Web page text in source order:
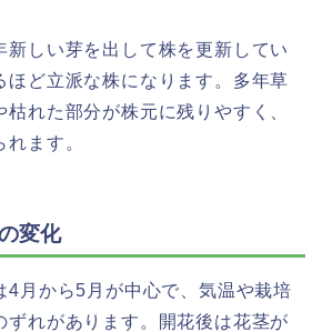
新しい芽を出して株を更新してい
ほど立派な株になります。多年草
れた部分が株元に残りやすく、
ます。
変化
4月から5月が中心で、気温や栽培
ずれがあります。開花後は花茎が